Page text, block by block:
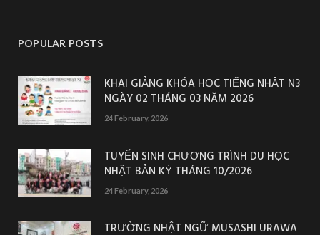
POPULAR POSTS
KHAI GIẢNG KHÓA HỌC TIẾNG NHẬT N3
NGÀY 02 THÁNG 03 NĂM 2026
24 February, 2026
TUYỂN SINH CHƯƠNG TRÌNH DU HỌC
NHẬT BẢN KỲ THÁNG 10/2026
24 February, 2026
TRƯỜNG NHẬT NGỮ MUSASHI URAWA